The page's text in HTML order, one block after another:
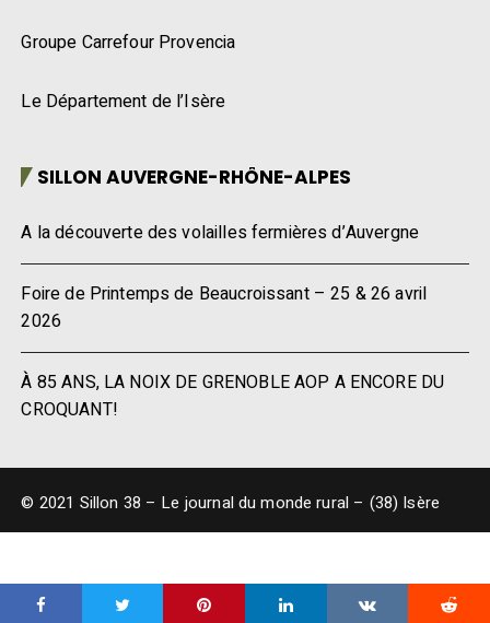
Groupe Carrefour Provencia
Le Département de l’Isère
SILLON AUVERGNE-RHÔNE-ALPES
A la découverte des volailles fermières d’Auvergne
Foire de Printemps de Beaucroissant – 25 & 26 avril
2026
À 85 ANS, LA NOIX DE GRENOBLE AOP A ENCORE DU
CROQUANT!
© 2021 Sillon 38 – Le journal du monde rural – (38) Isère